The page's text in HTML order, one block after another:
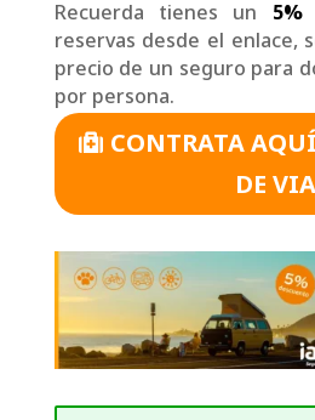
Recuerda tienes un 5%
reservas desde el enlace,
precio de un seguro para
por persona.
CONTRATA
DE